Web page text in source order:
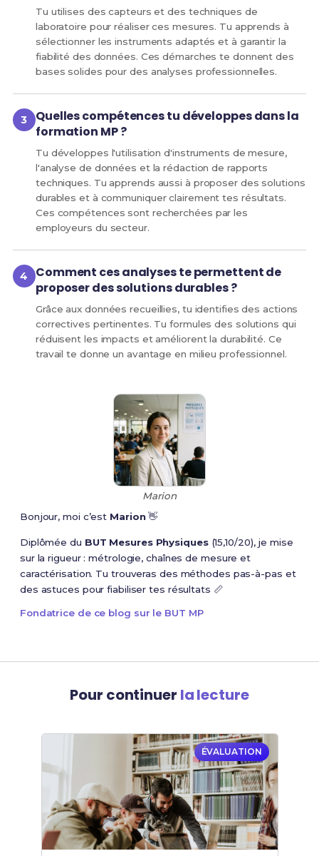
Tu utilises des capteurs et des techniques de
laboratoire pour réaliser ces mesures. Tu apprends à
sélectionner les instruments adaptés et à garantir la
fiabilité des données. Ces démarches te donnent des
bases solides pour des analyses professionnelles.
Quelles compétences tu développes dans la
formation MP ?
Tu développes l'utilisation d'instruments de mesure,
l'analyse de données et la rédaction de rapports
techniques. Tu apprends aussi à proposer des solutions
durables et à communiquer clairement tes résultats.
Ces compétences sont recherchées par les
employeurs du secteur.
Comment ces analyses te permettent de
proposer des solutions durables ?
Grâce aux données recueillies, tu identifies des actions
correctives pertinentes. Tu formules des solutions qui
réduisent les impacts et améliorent la durabilité. Ce
travail te donne un avantage en milieu professionnel.
Marion
Bonjour, moi c’est Marion👋
Diplômée du BUT Mesures Physiques(15,10/20), je mise
sur la rigueur : métrologie, chaînes de mesure et
caractérisation. Tu trouveras des méthodes pas-à-pas et
des astuces pour fiabiliser tes résultats 📏
Fondatrice de ce blog sur le BUT MP
Pour continuer la lecture
ÉVALUATION